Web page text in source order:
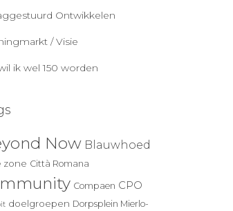
Ontwikkelen
/ Visie
ik wel 150 worden
Now Blauwhoed
zone Città Romana
Compaen CPO
doelgroepen Dorpsplein Mierlo-